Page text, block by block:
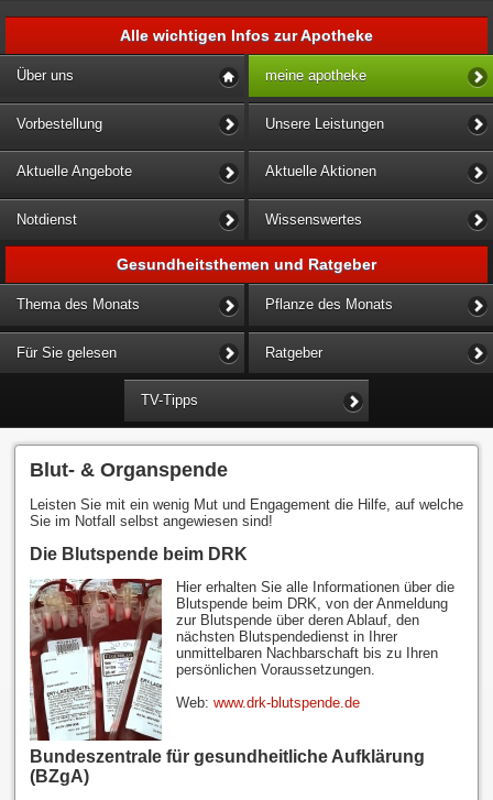
Alle wichtigen Infos zur Apotheke
Über uns meine apotheke
Vorbestellung Unsere Leistungen
Aktuelle Angebote Aktuelle Aktionen
Notdienst Wissenswertes
Gesundheitsthemen und Ratgeber
Thema des Monats Pflanze des Monats
Für Sie gelesen Ratgeber
TV-Tipps
Blut- & Organspende
Leisten Sie mit ein wenig Mut und Engagement die Hilfe, auf welche
Sie im Notfall selbst angewiesen sind!
Die Blutspende beim DRK
Hier erhalten Sie alle Informationen über die
Blutspende beim DRK, von der Anmeldung
zur Blutspende über deren Ablauf, den
nächsten Blutspendedienst in Ihrer
unmittelbaren Nachbarschaft bis zu Ihren
persönlichen Voraussetzungen.
Web: www.drk-blutspende.de
Bundeszentrale für gesundheitliche Aufklärung
(BZgA)